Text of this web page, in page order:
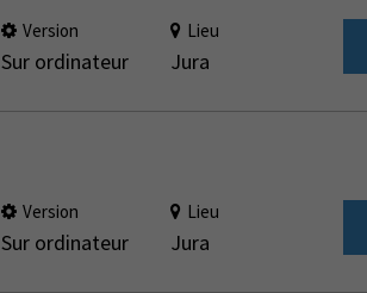
Version
Sur ordinateur
Lieu
Jura
Version
Sur ordinateur
Lieu
Jura